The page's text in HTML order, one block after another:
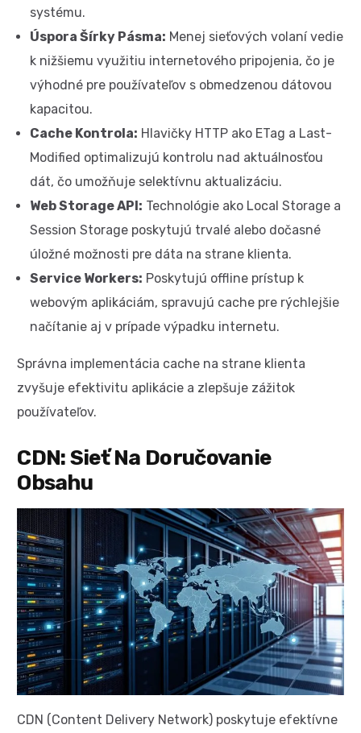
systému.
Úspora Šírky Pásma: Menej sieťových volaní vedie
k nižšiemu využitiu internetového pripojenia, čo je
výhodné pre používateľov s obmedzenou dátovou
kapacitou.
Cache Kontrola: Hlavičky HTTP ako ETag a Last-
Modified optimalizujú kontrolu nad aktuálnosťou
dát, čo umožňuje selektívnu aktualizáciu.
Web Storage API: Technológie ako Local Storage a
Session Storage poskytujú trvalé alebo dočasné
úložné možnosti pre dáta na strane klienta.
Service Workers: Poskytujú offline prístup k
webovým aplikáciám, spravujú cache pre rýchlejšie
načítanie aj v prípade výpadku internetu.
Správna implementácia cache na strane klienta
zvyšuje efektivitu aplikácie a zlepšuje zážitok
používateľov.
CDN: Sieť Na Doručovanie
Obsahu
CDN (Content Delivery Network) poskytuje efektívne